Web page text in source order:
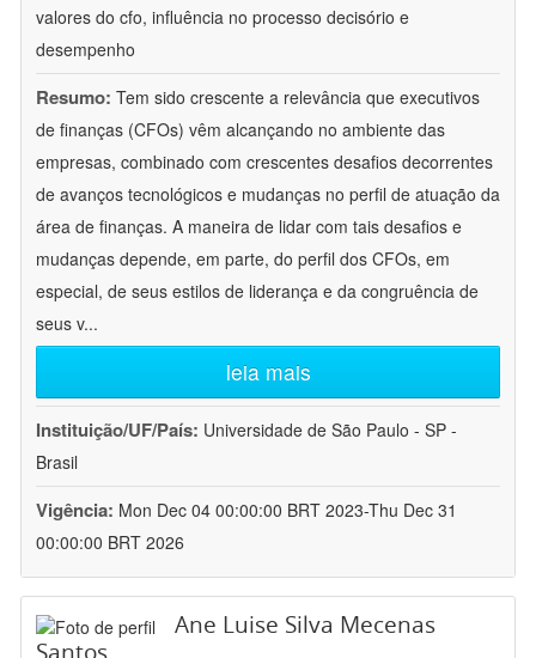
valores do cfo, influência no processo decisório e
desempenho
Resumo: Tem sido crescente a relevância que executivos
de finanças (CFOs) vêm alcançando no ambiente das
empresas, combinado com crescentes desafios decorrentes
de avanços tecnológicos e mudanças no perfil de atuação da
área de finanças. A maneira de lidar com tais desafios e
mudanças depende, em parte, do perfil dos CFOs, em
especial, de seus estilos de liderança e da congruência de
seus v...
leia mais
Instituição/UF/País: Universidade de São Paulo - SP -
Brasil
Vigência: Mon Dec 04 00:00:00 BRT 2023-Thu Dec 31
00:00:00 BRT 2026
Ane Luise Silva Mecenas